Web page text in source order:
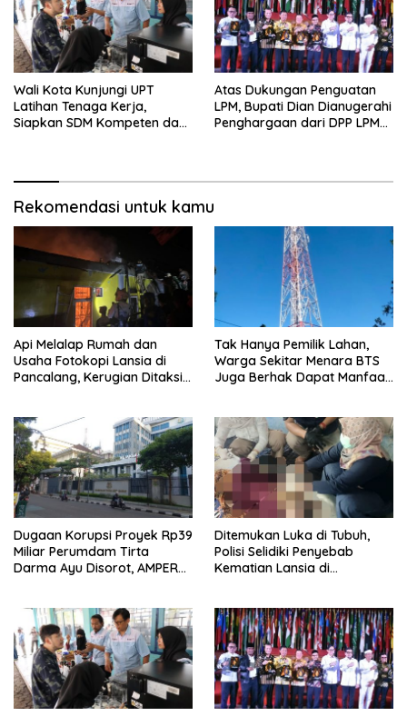
Wali Kota Kunjungi UPT
Latihan Tenaga Kerja,
Siapkan SDM Kompeten dan
Atas Dukungan Penguatan
LPM, Bupati Dian Dianugerahi
Penghargaan dari DPP LPM
Rekomendasi untuk kamu
Api Melalap Rumah dan
Usaha Fotokopi Lansia di
Pancalang, Kerugian Ditaksir
Tak Hanya Pemilik Lahan,
Warga Sekitar Menara BTS
Juga Berhak Dapat Manfaat
Dugaan Korupsi Proyek Rp39
Miliar Perumdam Tirta
Darma Ayu Disorot, AMPERA
Ditemukan Luka di Tubuh,
Polisi Selidiki Penyebab
Kematian Lansia di